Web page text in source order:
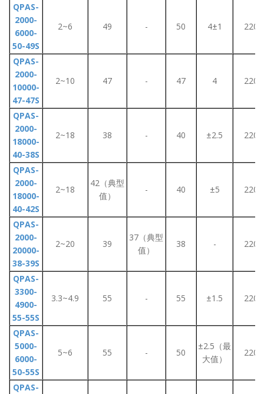
QPAS-
2000-
6000-
50-49S
2~6 49 - 50 4±1 220
QPAS-
2000-
10000-
47-47S
2~10 47 - 47 4 220
QPAS-
2000-
18000-
40-38S
2~18 38 - 40 ±2.5 220
QPAS-
2000-
18000-
40-42S
2~18
42（典型
值）
- 40 ±5 220
QPAS-
2000-
20000-
38-39S
2~20 39
37（典型
值）
38 - 220
QPAS-
3300-
4900-
55-55S
3.3~4.9 55 - 55 ±1.5 220
QPAS-
5000-
6000-
50-55S
5~6 55 - 50
±2.5（最
大值）
220
QPAS-